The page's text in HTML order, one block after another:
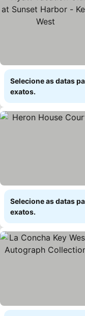
Selecione as datas
exatos.
Selecione as datas
exatos.